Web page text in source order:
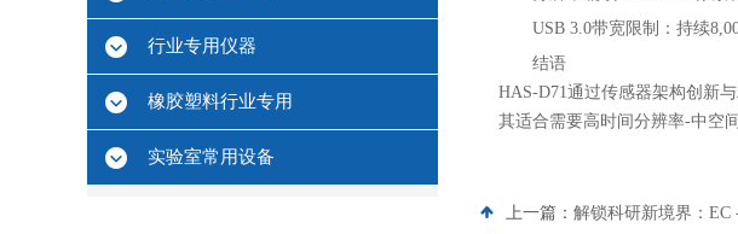
行业专用仪器
橡胶塑料行业专用
实验室常用设备
USB 3.0带宽限制：持续
结语
HAS-D71通过传感器架构创新
其适合需要高时间分辨率-中空
上一篇： 解锁科研新境界：EC